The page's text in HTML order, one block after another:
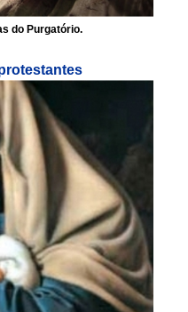
do Purgatório.